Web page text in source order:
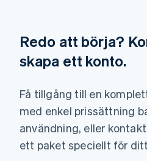
Redo att börja?
skapa ett konto.
Få tillgång till en
med enkel prissättning
användning, eller
ett paket speciellt för
Malaysia
English简体中文
Malta
English
EspañolEnglish
Nederländerna
Nederlands
Norge
English